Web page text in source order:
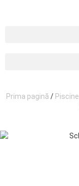
Prima pagină / Piscine